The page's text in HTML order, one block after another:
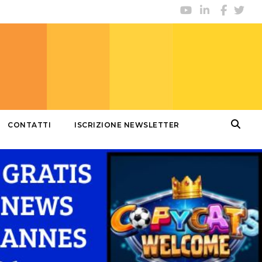
CONTATTI ISCRIZIONE NEWSLETTER